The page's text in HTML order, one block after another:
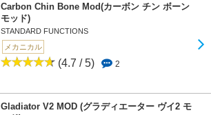
Carbon Chin Bone Mod(カーボン チン ボーン
モッド)
STANDARD FUNCTIONS
メカニカル
(4.7 / 5) 2
Gladiator V2 MOD (グラディエーター ヴイ2 モ